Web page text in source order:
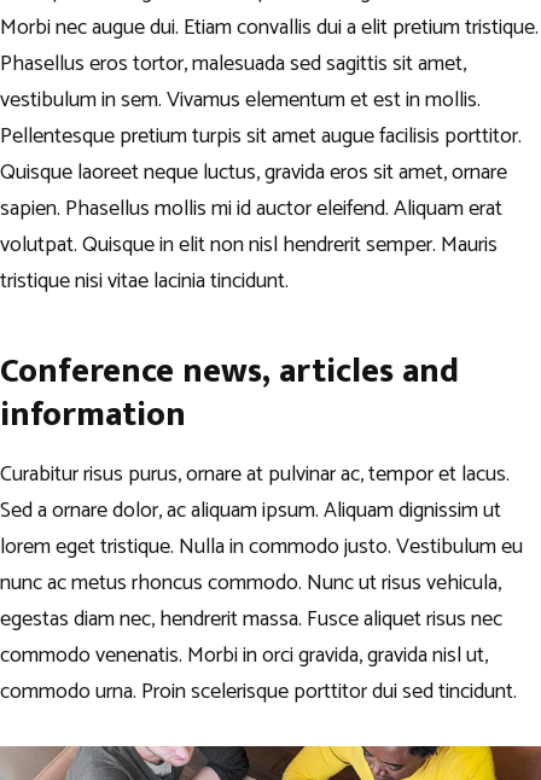
Morbi nec augue dui. Etiam convallis dui a elit pretium tristique.
Phasellus eros tortor, malesuada sed sagittis sit amet,
vestibulum in sem. Vivamus elementum et est in mollis.
Pellentesque pretium turpis sit amet augue facilisis porttitor.
Quisque laoreet neque luctus, gravida eros sit amet, ornare
sapien. Phasellus mollis mi id auctor eleifend. Aliquam erat
volutpat. Quisque in elit non nisl hendrerit semper. Mauris
tristique nisi vitae lacinia tincidunt.
Conference news, articles and
information
Curabitur risus purus, ornare at pulvinar ac, tempor et lacus.
Sed a ornare dolor, ac aliquam ipsum. Aliquam dignissim ut
lorem eget tristique. Nulla in commodo justo. Vestibulum eu
nunc ac metus rhoncus commodo. Nunc ut risus vehicula,
egestas diam nec, hendrerit massa. Fusce aliquet risus nec
commodo venenatis. Morbi in orci gravida, gravida nisl ut,
commodo urna. Proin scelerisque porttitor dui sed tincidunt.